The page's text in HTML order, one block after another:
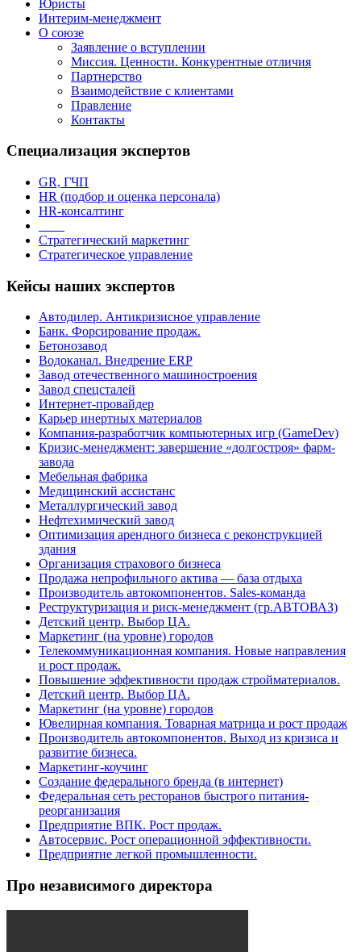
Юристы
Интерим-менеджмент
О союзе
Заявление о вступлении
Миссия. Ценности. Конкурентные отличия
Партнерство
Взаимодействие с клиентами
Правление
Контакты
Специализация экспертов
GR, ГЧП
HR (подбор и оценка персонала)
HR-консалтинг
Стратегический маркетинг
Стратегическое управление
Кейсы наших экспертов
Автодилер. Антикризисное управление
Банк. Форсирование продаж.
Бетонозавод
Водоканал. Внедрение ERP
Завод отечественного машиностроения
Завод спецсталей
Интернет-провайдер
Карьер инертных материалов
Компания-разработчик компьютерных игр (GameDev)
Кризис-менеджмент: завершение «долгостроя» фарм-
завода
Мебельная фабрика
Медицинский ассистанс
Металлургический завод
Нефтехимический завод
Оптимизация арендного бизнеса с реконструкцией
здания
Организация страхового бизнеса
Продажа непрофильного актива — база отдыха
Производитель автокомпонентов. Sales-команда
Реструктуризация и риск-менеджмент (гр.АВТОВАЗ)
Детский центр. Выбор ЦА.
Маркетинг (на уровне) городов
Телекоммуникационная компания. Новые направления
и рост продаж.
Повышение эффективности продаж стройматериалов.
Детский центр. Выбор ЦА.
Маркетинг (на уровне) городов
Ювелирная компания. Товарная матрица и рост продаж
Производитель автокомпонентов. Выход из кризиса и
развитие бизнеса.
Маркетинг-коучинг
Создание федерального бренда (в интернет)
Федеральная сеть ресторанов быстрого питания-
реорганизация
Предприятие ВПК. Рост продаж.
Автосервис. Рост операционной эффективности.
Предприятие легкой промышленности.
Про независимого директора